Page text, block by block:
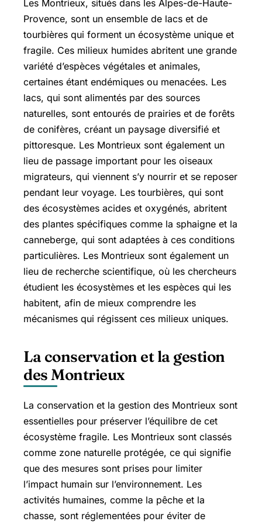
Les Montrieux, situés dans les Alpes-de-Haute-
Provence, sont un ensemble de lacs et de
tourbières qui forment un écosystème unique et
fragile. Ces milieux humides abritent une grande
variété d’espèces végétales et animales,
certaines étant endémiques ou menacées. Les
lacs, qui sont alimentés par des sources
naturelles, sont entourés de prairies et de forêts
de conifères, créant un paysage diversifié et
pittoresque. Les Montrieux sont également un
lieu de passage important pour les oiseaux
migrateurs, qui viennent s’y nourrir et se reposer
pendant leur voyage. Les tourbières, qui sont
des écosystèmes acides et oxygénés, abritent
des plantes spécifiques comme la sphaigne et la
canneberge, qui sont adaptées à ces conditions
particulières. Les Montrieux sont également un
lieu de recherche scientifique, où les chercheurs
étudient les écosystèmes et les espèces qui les
habitent, afin de mieux comprendre les
mécanismes qui régissent ces milieux uniques.
La conservation et la gestion
des Montrieux
La conservation et la gestion des Montrieux sont
essentielles pour préserver l’équilibre de cet
écosystème fragile. Les Montrieux sont classés
comme zone naturelle protégée, ce qui signifie
que des mesures sont prises pour limiter
l’impact humain sur l’environnement. Les
activités humaines, comme la pêche et la
chasse, sont réglementées pour éviter de